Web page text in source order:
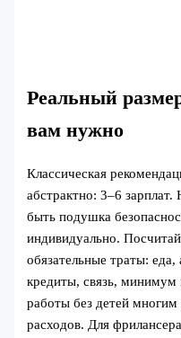
Реальный
вам нужно
Классическая
абстрактно: 3–6
быть подушка
индивидуально.
обязательные траты:
кредиты, связь,
работы без детей многим
расходов. Для